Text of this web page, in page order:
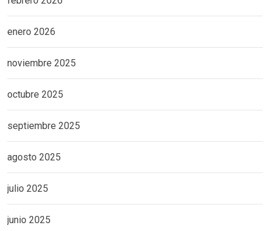
enero 2026
noviembre 2025
octubre 2025
septiembre 2025
agosto 2025
julio 2025
junio 2025